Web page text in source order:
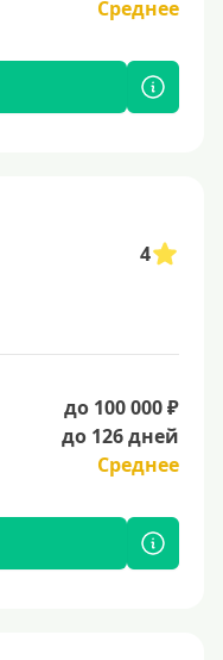
Среднее
4
до 100 000 ₽
до 126 дней
Среднее